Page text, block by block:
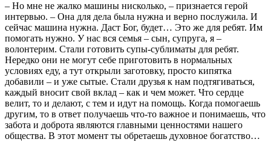
– Но мне не жалко машины нисколько, – признается герой
интервью. – Она для дела была нужна и верно послужила. И
сейчас машина нужна. Даст Бог, будет… Это же для ребят. Им
помогать нужно. У нас вся семья – сын, супруга, я –
волонтерим. Стали готовить супы-сублиматы для ребят.
Нередко они не могут себе приготовить в нормальных
условиях еду, а тут открыли заготовку, просто кипятка
добавили – и уже сытые. Стали друзья к нам подтягиваться,
каждый вносит свой вклад – как и чем может. Что сердце
велит, то и делают, с тем и идут на помощь. Когда помогаешь
другим, то в ответ получаешь что-то важное и понимаешь, что
забота и доброта являются главными ценностями нашего
общества. В этот момент ты обретаешь духовное богатство…